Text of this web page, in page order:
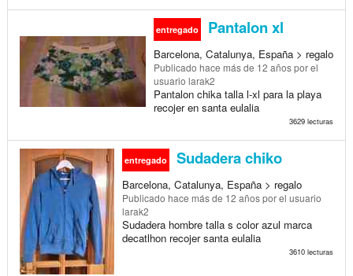
entregado Pantalon xl
Barcelona, Catalunya, España > regalo
Publicado hace más de 12 añospor el
usuario larak2
Pantalon chika talla l-xl para la playa
recojer en santa eulalia
3629 lecturas
entregado Sudadera chiko
Barcelona, Catalunya, España > regalo
Publicado hace más de 12 añospor el usuario
larak2
Sudadera hombre talla s color azul marca
decatlhon recojer santa eulalia
3610 lecturas